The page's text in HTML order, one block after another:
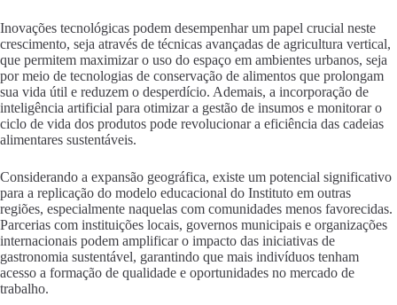
Inovações tecnológicas podem desempenhar um papel crucial neste
crescimento, seja através de técnicas avançadas de agricultura vertical,
que permitem maximizar o uso do espaço em ambientes urbanos, seja
por meio de tecnologias de conservação de alimentos que prolongam
sua vida útil e reduzem o desperdício. Ademais, a incorporação de
inteligência artificial para otimizar a gestão de insumos e monitorar o
ciclo de vida dos produtos pode revolucionar a eficiência das cadeias
alimentares sustentáveis.
Considerando a expansão geográfica, existe um potencial significativo
para a replicação do modelo educacional do Instituto em outras
regiões, especialmente naquelas com comunidades menos favorecidas.
Parcerias com instituições locais, governos municipais e organizações
internacionais podem amplificar o impacto das iniciativas de
gastronomia sustentável, garantindo que mais indivíduos tenham
acesso a formação de qualidade e oportunidades no mercado de
trabalho.